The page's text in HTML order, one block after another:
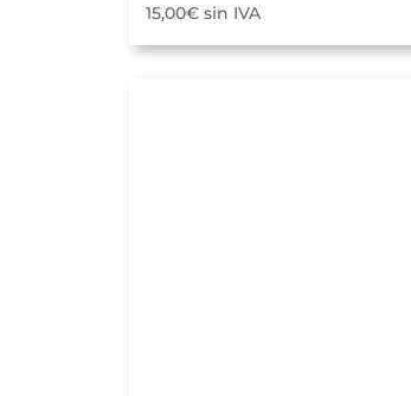
15,00€ sin IVA